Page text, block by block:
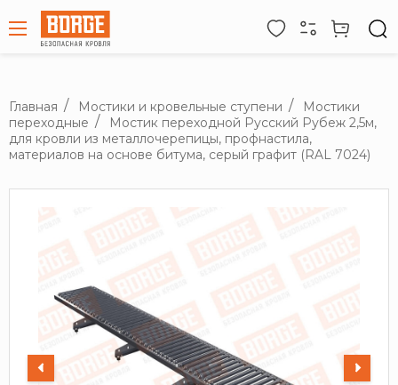
Главная Мостики и кровельные ступени
Мостики
переходные
Мостик переходной Русский Рубеж 2,5м,
для кровли из металлочерепицы, профнастила,
материалов на основе битума, серый графит (RAL 7024)